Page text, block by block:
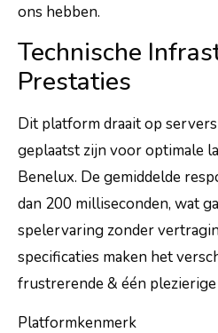
ons hebben.
Technische
Prestaties
Dit platform draait op
geplaatst zijn voor optimale
Benelux. De gemiddelde
dan 200 milliseconden, wat
spelervaring zonder
specificaties maken het
frustrerende & één
Platformkenmerk